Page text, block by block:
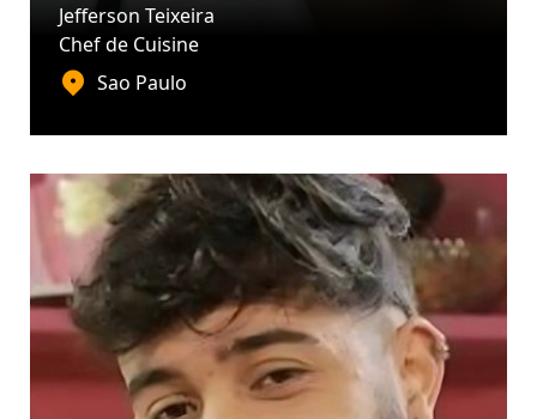
Jefferson Teixeira
Chef de Cuisine
Sao Paulo